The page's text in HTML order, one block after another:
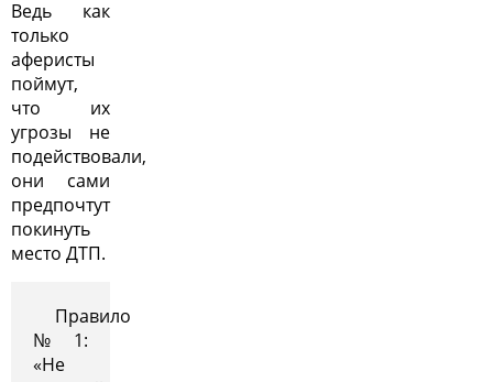
Ведь как
только
аферисты
поймут,
что их
угрозы не
подействовали,
они сами
предпочтут
покинуть
место ДТП.
Правило
№1:
«Не